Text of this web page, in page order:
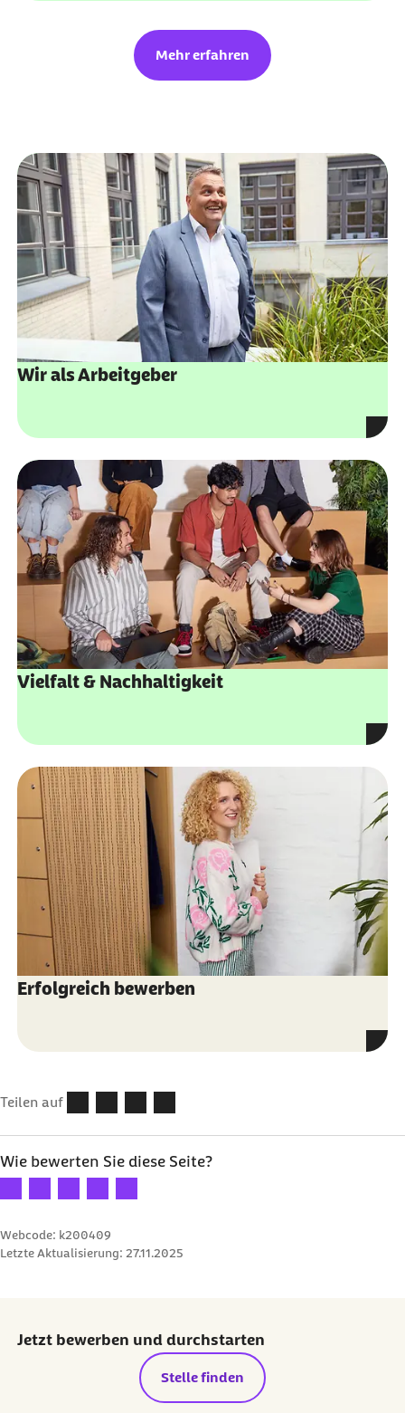
Mehr erfahren
Wir als Arbeitgeber
Vielfalt & Nachhaltigkeit
Erfolgreich bewerben
Teilen auf
Wie bewerten Sie diese Seite?
Ihre Bewertung: 1 Stern
Ihre Bewertung: 2 Sterne
Ihre Bewertung: 3 Sterne
Ihre Bewertung: 4 Sterne
Ihre Bewertung: 5 Sterne
Webcode: k200409
Letzte Aktualisierung: 27.11.2025
Jetzt bewerben und durchstarten
externer Link:
Stelle finden